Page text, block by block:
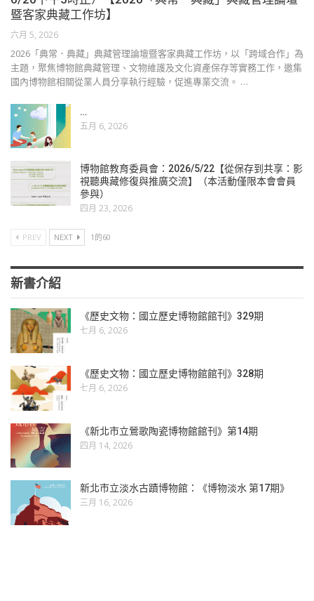
暨客家典藏工作坊】
六月 5, 2026
2026「典常．典藏」典藏管理論壇暨客家典藏工作坊，以「跨域合作」為
主題，聚焦博物館典藏管理、文物維護及文化資產保存等實務工作，邀集
國內博物館相關從業人員分享執行經驗，促進專業交流。 …
…
五月 6, 2026
博物館教育委員會：2026/5/22【從保存到共享：影
視聽典藏修復與推廣交流】（本活動僅限本會會員
參與）
四月 23, 2026
PREV NEXT 1的60
新書介紹
《歷史文物：國立歷史博物館館刊》329期
七月 6, 2026
《歷史文物：國立歷史博物館館刊》328期
七月 6, 2026
《新北市立鶯歌陶瓷博物館館刊》第14期
四月 14, 2026
新北市立淡水古蹟博物館：《博物淡水 第17期》
三月 16, 2026